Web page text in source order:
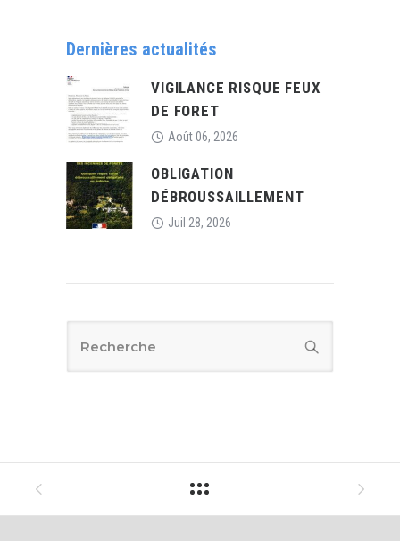
Dernières actualités
VIGILANCE RISQUE FEUX
DE FORET
Août 06, 2026
OBLIGATION
DÉBROUSSAILLEMENT
Juil 28, 2026